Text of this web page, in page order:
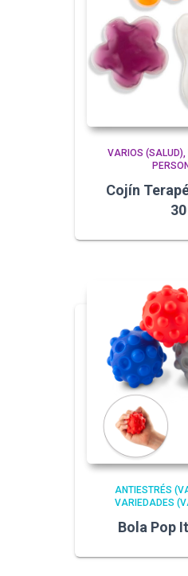
VARIOS (SALUD)
Cojín
30
ANTIESTRÉS
VARIEDADES
Bola Pop